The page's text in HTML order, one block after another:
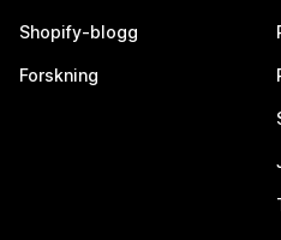
Shopify-blogg
Forskning